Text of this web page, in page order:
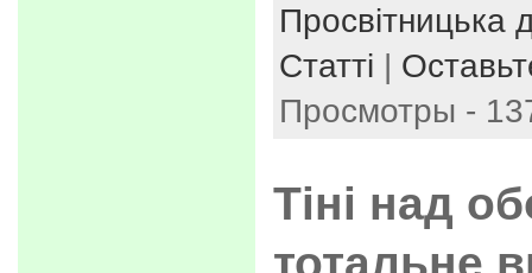
Просвітницька
Статті |
Просмотры -
Тіні над